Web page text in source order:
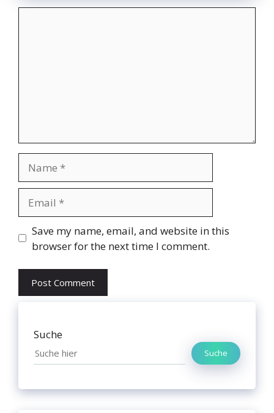
Website
Save my name, email, and website in this
browser for the next time I comment.
Suche
Suche